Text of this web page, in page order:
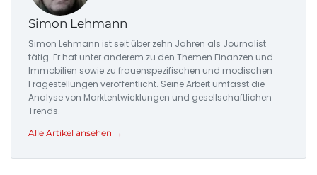
Simon Lehmann
Simon Lehmann ist seit über zehn Jahren als Journalist
tätig. Er hat unter anderem zu den Themen Finanzen und
Immobilien sowie zu frauenspezifischen und modischen
Fragestellungen veröffentlicht. Seine Arbeit umfasst die
Analyse von Marktentwicklungen und gesellschaftlichen
Trends.
Alle Artikel ansehen →